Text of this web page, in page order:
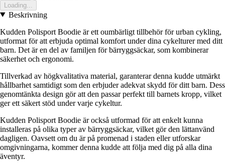
Loading...
Beskrivning
Kudden Polisport Boodie är ett oumbärligt tillbehör för urban cykling,
utformat för att erbjuda optimal komfort under dina cykelturer med ditt
barn. Det är en del av familjen för bärryggsäckar, som kombinerar
säkerhet och ergonomi.
Tillverkad av högkvalitativa material, garanterar denna kudde utmärkt
hållbarhet samtidigt som den erbjuder adekvat skydd för ditt barn. Dess
genomtänkta design gör att den passar perfekt till barnets kropp, vilket
ger ett säkert stöd under varje cykeltur.
Kudden Polisport Boodie är också utformad för att enkelt kunna
installeras på olika typer av bärryggsäckar, vilket gör den lättanvänd
dagligen. Oavsett om du är på promenad i staden eller utforskar
omgivningarna, kommer denna kudde att följa med dig på alla dina
äventyr.